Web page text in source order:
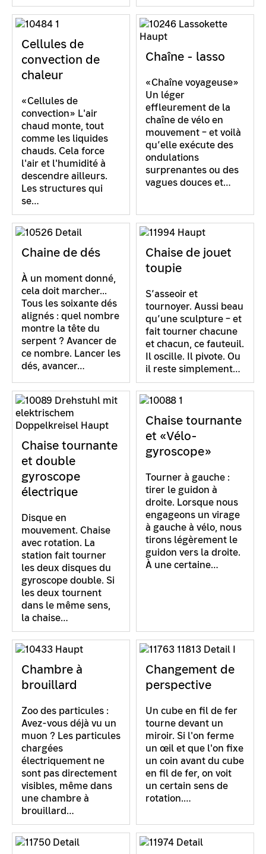
Cellules de
convection de
chaleur
«Cellules de
convection» L'air
chaud monte, tout
comme les liquides
chauds. Cela force
l'air et l'humidité à
descendre ailleurs.
Les structures qui
se…
Chaîne - lasso
«Chaîne voyageuse»
Un léger
effleurement de la
chaîne de vélo en
mouvement – et voilà
qu’elle exécute des
ondulations
surprenantes ou des
vagues douces et…
Chaine de dés
À un moment donné,
cela doit marcher...
Tous les soixante dés
alignés : quel nombre
montre la tête du
serpent ? Avancer de
ce nombre. Lancer les
dés, avancer…
Chaise de jouet
toupie
S’asseoir et
tournoyer. Aussi beau
qu’une sculpture – et
fait tourner chacune
et chacun, ce fauteuil.
Il oscille. Il pivote. Ou
il reste simplement…
Chaise tournante
et double
gyroscope
électrique
Disque en
mouvement. Chaise
avec rotation. La
station fait tourner
les deux disques du
gyroscope double. Si
les deux tournent
dans le même sens,
la chaise…
Chaise tournante
et «Vélo-
gyroscope»
Tourner à gauche :
tirer le guidon à
droite. Lorsque nous
engageons un virage
à gauche à vélo, nous
tirons légèrement le
guidon vers la droite.
À une certaine…
Chambre à
brouillard
Zoo des particules :
Avez-vous déjà vu un
muon ? Les particules
chargées
électriquement ne
sont pas directement
visibles, même dans
une chambre à
brouillard…
Changement de
perspective
Un cube en fil de fer
tourne devant un
miroir. Si l'on ferme
un œil et que l'on fixe
un coin avant du cube
en fil de fer, on voit
un certain sens de
rotation.…